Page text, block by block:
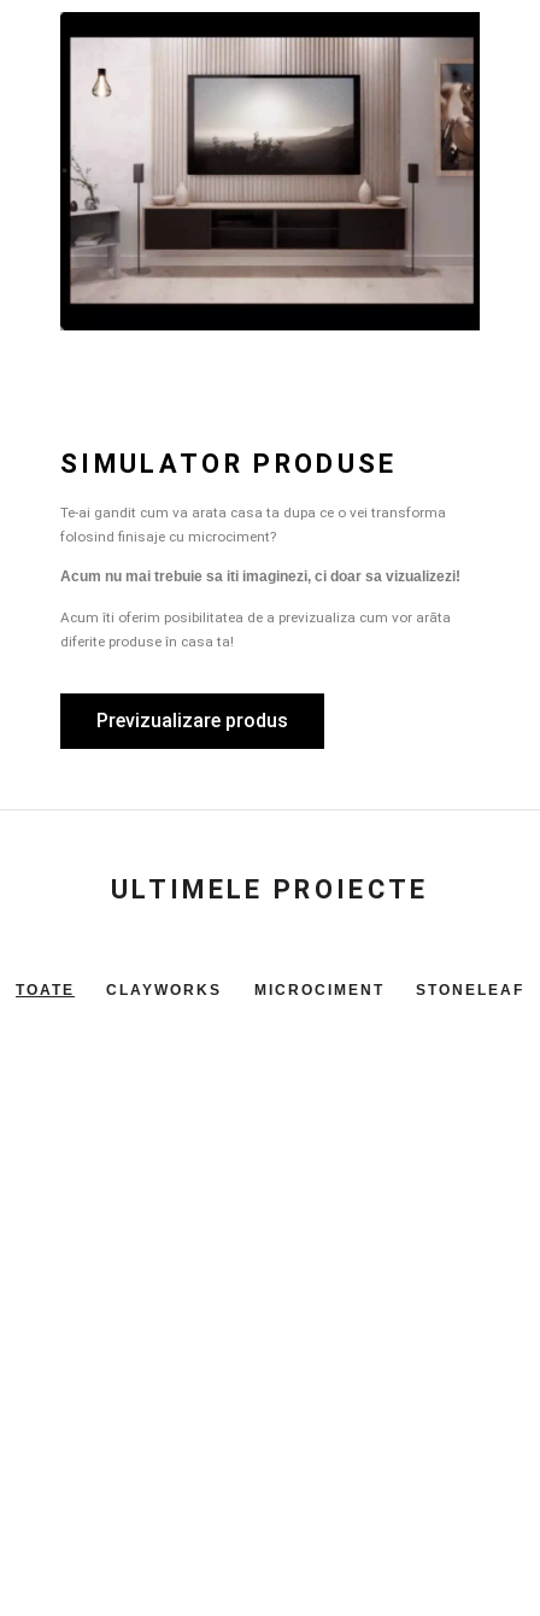
SIMULATOR PRODUSE
Te-ai gandit cum va arata casa ta dupa ce o vei transforma
folosind finisaje cu microciment?
Acum nu mai trebuie sa iti imaginezi, ci doar sa vizualizezi!
Acum îti oferim posibilitatea de a previzualiza cum vor arãta
diferite produse în casa ta!
Previzualizare produs
ULTIMELE PROIECTE
TOATE CLAYWORKS MICROCIMENT STONELEAF